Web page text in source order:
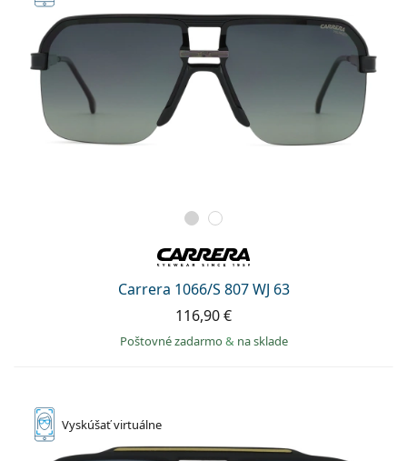
Carrera 1066/S 807 WJ 63
116,90 €
Poštovné zadarmo& na sklade
Vyskúšaťvirtuálne